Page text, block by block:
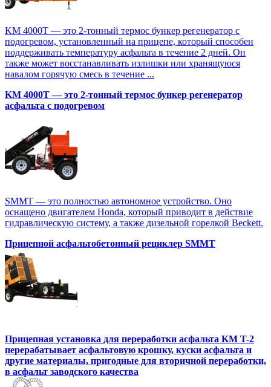
KM 4000T — это 2-тонный термос бункер регенератор с
подогревом, установленный на прицепе, который способен
поддерживать температуру асфальта в течение 2 дней. Он
также может восстанавливать излишки или хранящуюся
навалом горячую смесь в течение ...
KM 4000T — это 2-тонный термос бункер регенератор
асфальта с подогревом
SMMT — это полностью автономное устройство. Оно
оснащено двигателем Honda, который приводит в действие
гидравлическую систему, а также дизельной горелкой Beckett.
Прицепной асфальтобетонный рециклер SMMT
Прицепная установка для переработки асфальта KM T-2
перерабатывает асфальтовую крошку, куски асфальта и
другие материалы, пригодные для вторичной переработки,
в асфальт заводского качества